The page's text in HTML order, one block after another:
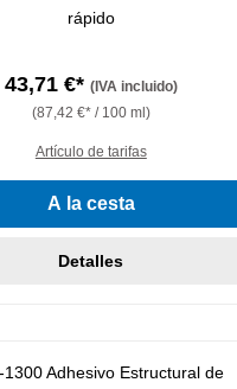
rápido
43,71 €* (IVA incluido)
(87,42 €* / 100 ml)
Artículo de tarifas
A la cesta
Detalles